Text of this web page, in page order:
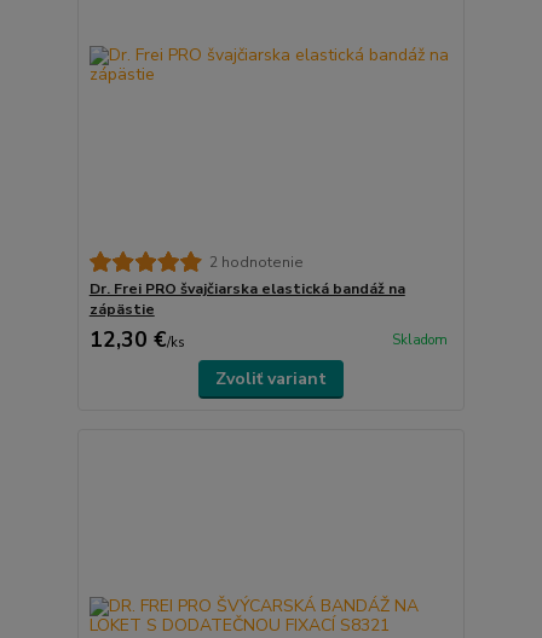
2 hodnotenie
Dr. Frei PRO švajčiarska elastická bandáž na
zápästie
12,30 €/ks Skladom
Zvoliť variant